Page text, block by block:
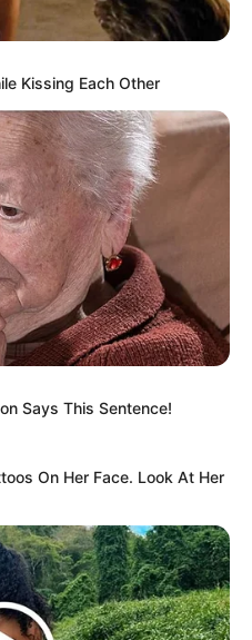
– 28 Maret 2021
Kissing Each Other
Says This Sentence!
On Her Face. Look At Her